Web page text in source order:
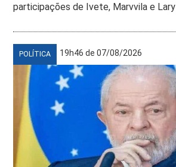
participações de Ivete, Marvvila e Lary
POLÍTICA 19h46 de 07/08/2026